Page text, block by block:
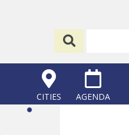
CITIES AGENDA